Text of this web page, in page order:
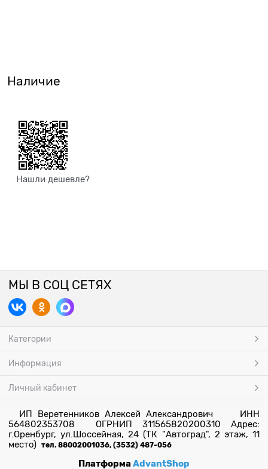
Наличие
Нашли дешевле?
МЫ В СОЦ СЕТЯХ
Категории
Информация
Личный кабинет
ИП Веретенников Алексей Александрович ИНН
564802353708 ОГРНИП 311565820200310 Адрес:
г.Оренбург, ул.Шоссейная, 24 (ТК "Автоград", 2 этаж, 11
место) тел. 88002001036, (3532) 487-056
ПлатформаAdvantShop